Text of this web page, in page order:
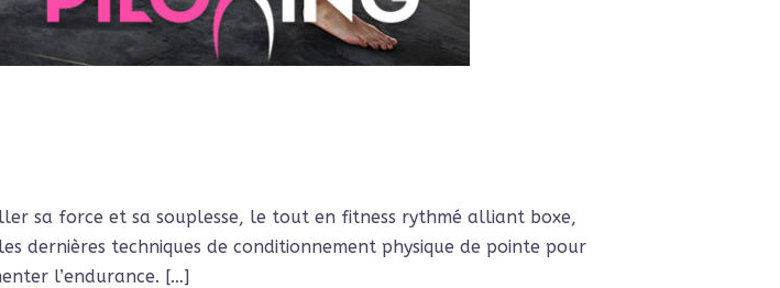
sa force et sa souplesse, le tout en fitness rythmé alliant boxe,
dernières techniques de conditionnement physique de pointe pour
l’endurance. […]